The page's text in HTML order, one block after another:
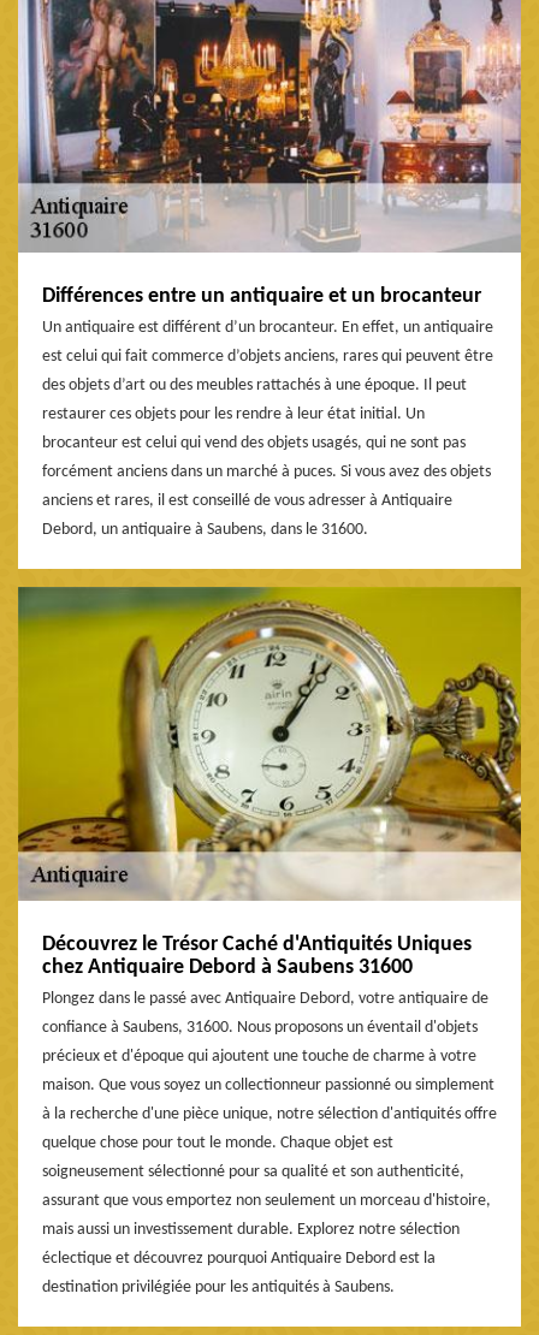
Différences entre un antiquaire et un brocanteur
Un antiquaire est différent d’un brocanteur. En effet, un antiquaire
est celui qui fait commerce d’objets anciens, rares qui peuvent être
des objets d’art ou des meubles rattachés à une époque. Il peut
restaurer ces objets pour les rendre à leur état initial. Un
brocanteur est celui qui vend des objets usagés, qui ne sont pas
forcément anciens dans un marché à puces. Si vous avez des objets
anciens et rares, il est conseillé de vous adresser à Antiquaire
Debord, un antiquaire à Saubens, dans le 31600.
Découvrez le Trésor Caché d'Antiquités Uniques
chez Antiquaire Debord à Saubens 31600
Plongez dans le passé avec Antiquaire Debord, votre antiquaire de
confiance à Saubens, 31600. Nous proposons un éventail d'objets
précieux et d'époque qui ajoutent une touche de charme à votre
maison. Que vous soyez un collectionneur passionné ou simplement
à la recherche d'une pièce unique, notre sélection d'antiquités offre
quelque chose pour tout le monde. Chaque objet est
soigneusement sélectionné pour sa qualité et son authenticité,
assurant que vous emportez non seulement un morceau d'histoire,
mais aussi un investissement durable. Explorez notre sélection
éclectique et découvrez pourquoi Antiquaire Debord est la
destination privilégiée pour les antiquités à Saubens.